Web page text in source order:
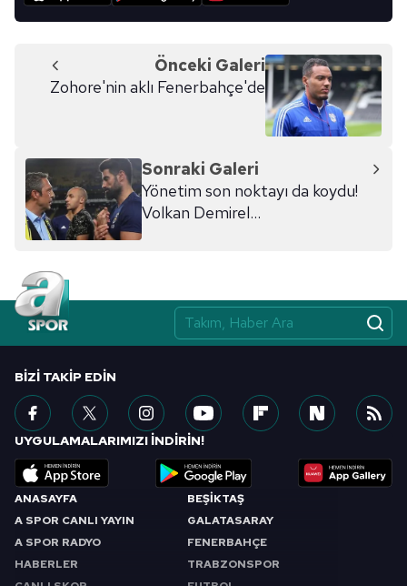
Önceki Galeri
Zohore'nin aklı Fenerbahçe'de
Sonraki Galeri
Yönetim son noktayı da koydu!
Volkan Demirel...
ANASAYFA
A SPOR CANLI YAYIN
A SPOR RADYO
HABERLER
BEŞİKTAŞ
GALATASARAY
FENERBAHÇE
TRABZONSPOR
BIZI TAKIP EDIN
UYGULAMALARIMIZI İNDİRİN!